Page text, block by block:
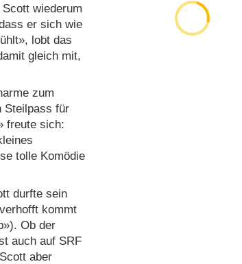
wiederum
er sich wie
lobt das
gleich mit,
zum
Steilpass für
freute sich:
tolle Komödie
durfte sein
kommt
Ob der
auch auf SRF
aber